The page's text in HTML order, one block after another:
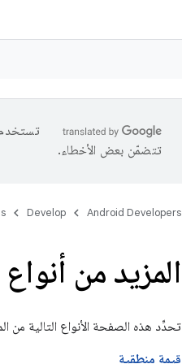
تتضمّن بعض الأخطاء.
Android Developers
Develop
المزيد من أنواع
تحدِّد هذه الصفحة الأنواع التالية من
قيمة منطقية